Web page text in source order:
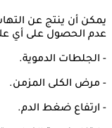
يمكن أن ينتج عن
عدم الحصول على أي
- الجلطات الدموية.
- مرض الكلى المزمن.
- ارتفاع ضغط الدم.